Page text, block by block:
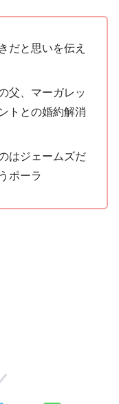
だと思いを伝え
父、マーガレッ
トとの婚約解消
はジェームズだ
ポーラ